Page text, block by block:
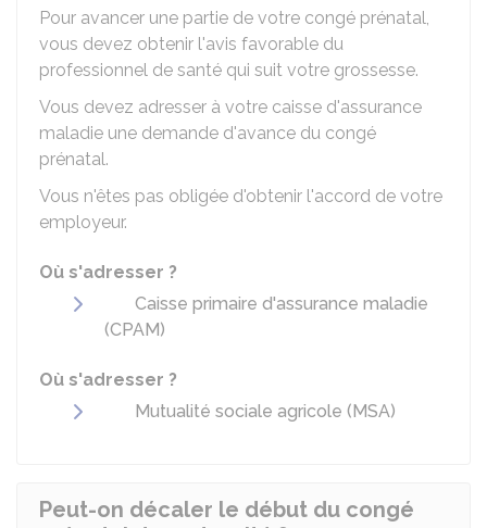
Pour avancer une partie de votre congé prénatal,
vous devez obtenir l'avis favorable du
professionnel de santé qui suit votre grossesse.
Vous devez adresser à votre caisse d'assurance
maladie une demande d'avance du congé
prénatal.
Vous n'êtes pas obligée d'obtenir l'accord de votre
employeur.
Où s'adresser ?
Caisse primaire d'assurance maladie
(CPAM)
Où s'adresser ?
Mutualité sociale agricole (MSA)
Peut-on décaler le début du congé